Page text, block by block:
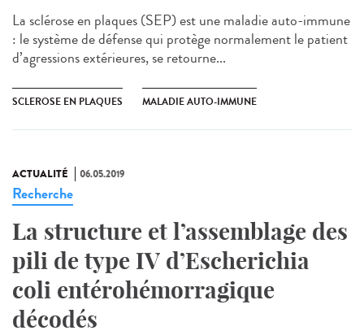
La sclérose en plaques (SEP) est une maladie auto-immune
: le système de défense qui protège normalement le patient
d’agressions extérieures, se retourne...
SCLEROSE EN PLAQUES MALADIE AUTO-IMMUNE
ACTUALITÉ 06.05.2019
Recherche
La structure et l’assemblage des
pili de type IV d’Escherichia
coli entérohémorragique
décodés